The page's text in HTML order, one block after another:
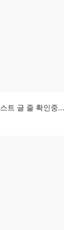
테스트 글 줄 확인중테스트 글 줄 확인중테스트 글 줄 확인중테스트 글 줄 확인중테스트 글 줄 확인중테스트 글 줄 확인중테스트 글 줄 확인중테스트 글 줄 확인중테스트 글 줄 확인중